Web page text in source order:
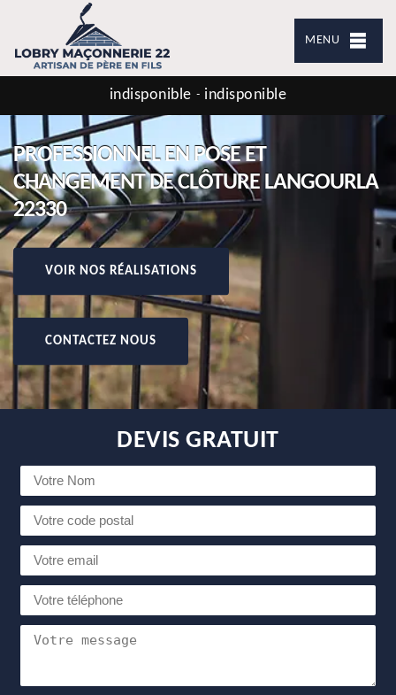
MENU
indisponible - indisponible
PROFESSIONNEL EN POSE ET
CHANGEMENT DE CLÔTURE LANGOURLA
22330
VOIR NOS RÉALISATIONS
CONTACTEZ NOUS
DEVIS GRATUIT